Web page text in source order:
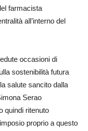
farmacista
all’interno del
occasioni di
sostenibilità futura
salute sancito dalla
Serao
quindi ritenuto
proprio a questo